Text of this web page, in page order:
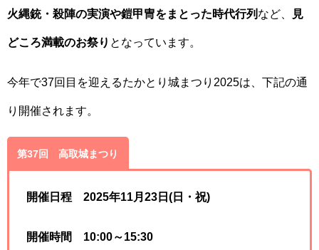
火縄銃・殺陣の実演や鎧甲冑をまとった時代行列 など、 見
どころ満載のお祭り となっています。
今年で37回目を迎えるたかとり城まつり2025は、下記の通
り開催されます。
第37回 高取城まつり
開催日程 2025年11月23日(日・祝)
開催時間 10:00～15:30